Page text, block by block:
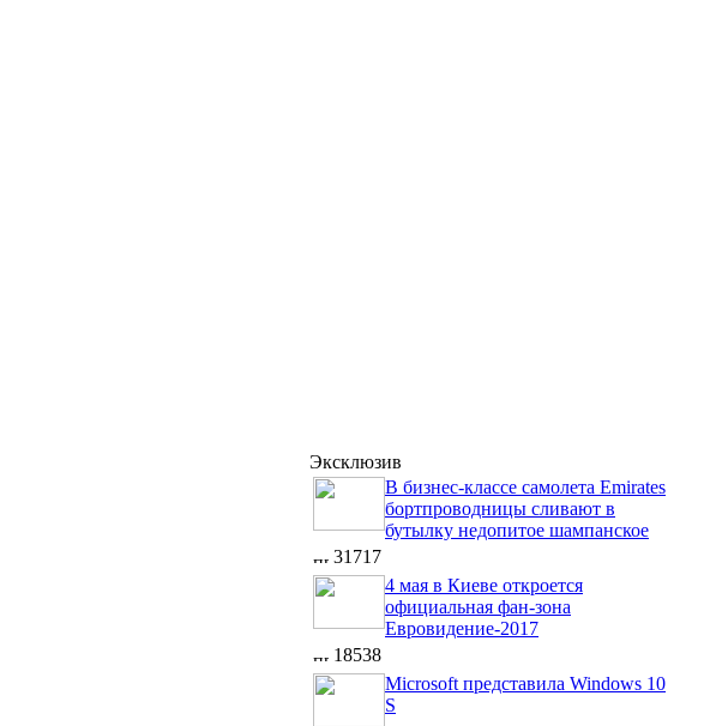
Эксклюзив
В бизнес-классе самолета Emirates
бортпроводницы сливают в
бутылку недопитое шампанское
31717
4 мая в Киеве откроется
официальная фан-зона
Евровидение-2017
18538
Microsoft представила Windows 10
S